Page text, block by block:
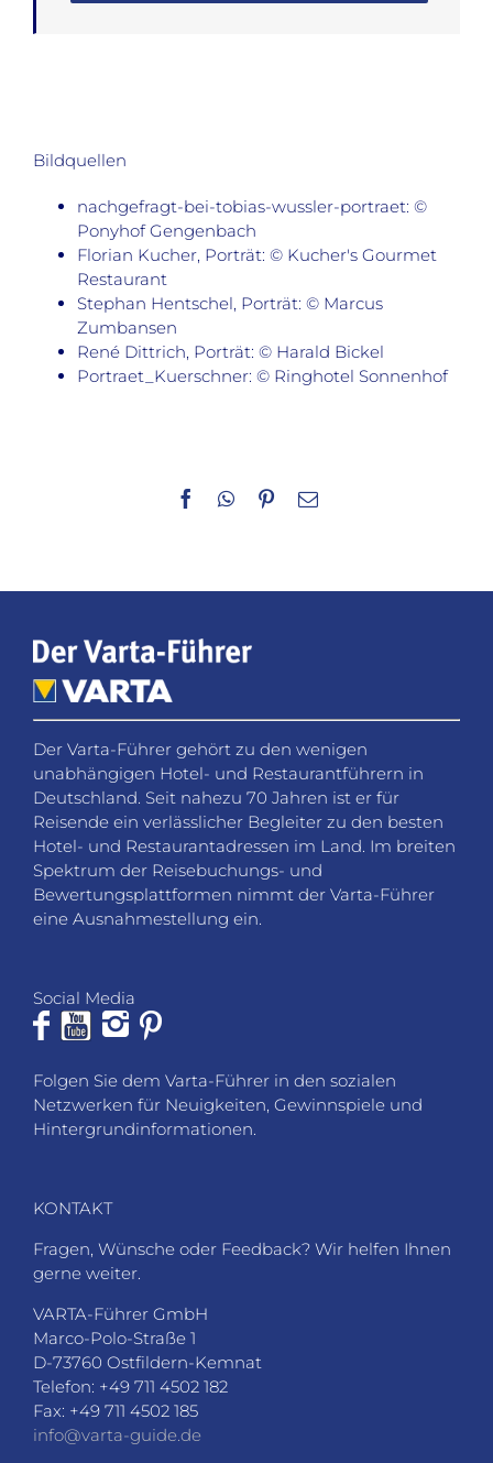
Bildquellen
nachgefragt-bei-tobias-wussler-portraet: ©
Ponyhof Gengenbach
Florian Kucher, Porträt: © Kucher's Gourmet
Restaurant
Stephan Hentschel, Porträt: © Marcus
Zumbansen
René Dittrich, Porträt: © Harald Bickel
Portraet_Kuerschner: © Ringhotel Sonnenhof
Facebook
WhatsApp
Pinterest
E-
Der Varta-Führer gehört zu den wenigen
unabhängigen Hotel- und Restaurantführern in
Deutschland. Seit nahezu 70 Jahren ist er für
Reisende ein verlässlicher Begleiter zu den besten
Hotel- und Restaurantadressen im Land. Im breiten
Spektrum der Reisebuchungs- und
Bewertungsplattformen nimmt der Varta-Führer
eine Ausnahmestellung ein.
Social Media
Folgen Sie dem Varta-Führer in den sozialen
Netzwerken für Neuigkeiten, Gewinnspiele und
Hintergrundinformationen.
KONTAKT
Fragen, Wünsche oder Feedback? Wir helfen Ihnen
gerne weiter.
VARTA-Führer GmbH
Marco-Polo-Straße 1
D-73760 Ostfildern-Kemnat
Telefon: +49 711 4502 182
Fax: +49 711 4502 185
info@varta-guide.de